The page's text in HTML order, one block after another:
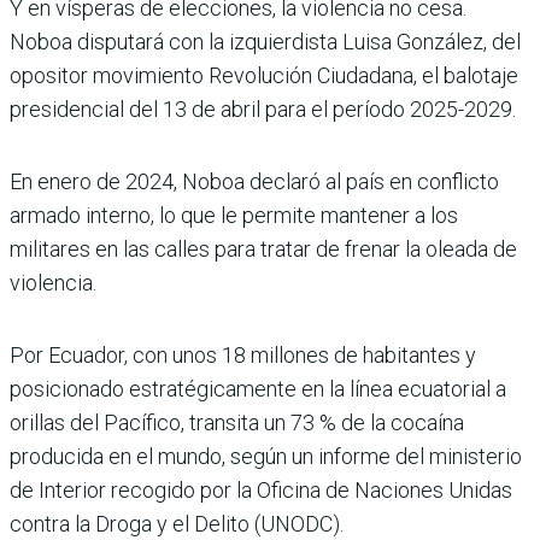
Y en vísperas de elecciones, la violencia no cesa.
Noboa disputará con la izquierdista Luisa González, del
opositor movimiento Revolución Ciudadana, el balotaje
presidencial del 13 de abril para el período 2025-2029.
En enero de 2024, Noboa declaró al país en conflicto
armado interno, lo que le permite mantener a los
militares en las calles para tratar de frenar la oleada de
violencia.
Por Ecuador, con unos 18 millones de habitantes y
posicionado estratégicamente en la línea ecuatorial a
orillas del Pacífico, transita un 73 % de la cocaína
producida en el mundo, según un informe del ministerio
de Interior recogido por la Oficina de Naciones Unidas
contra la Droga y el Delito (UNODC).